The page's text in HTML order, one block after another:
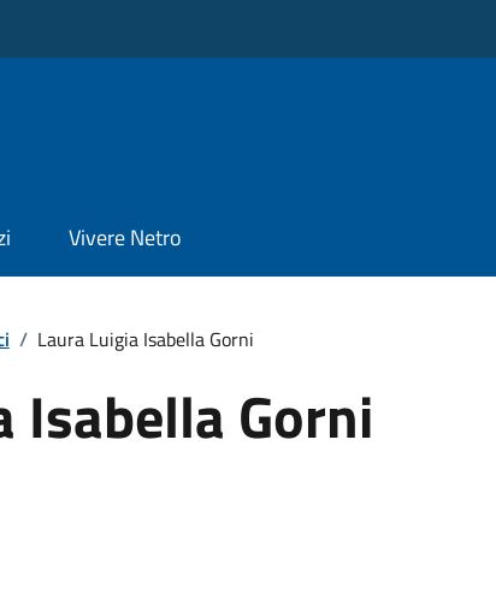
Vivere Netro
/ Laura Luigia Isabella Gorni
Isabella Gorni